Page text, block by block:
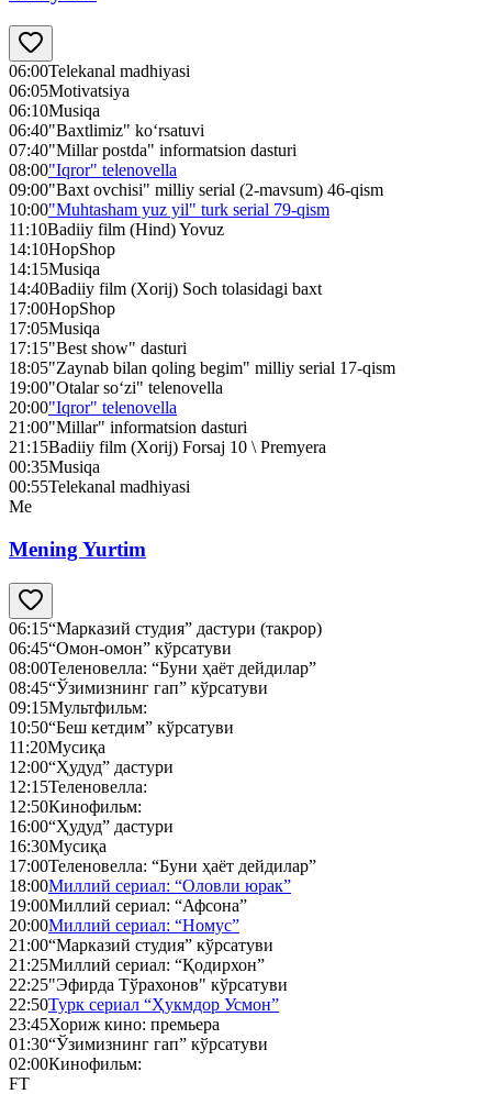
06:00Telekanal madhiyasi
06:05Motivatsiya
06:10Musiqa
06:40"Baxtlimiz" ko‘rsatuvi
07:40"Millar postda" informatsion dasturi
08:00"Iqror" telenovella
09:00"Baxt ovchisi" milliy serial (2-mavsum) 46-qism
10:00"Muhtasham yuz yil" turk serial 79-qism
11:10Badiiy film (Hind) Yovuz
14:10HopShop
14:15Musiqa
14:40Badiiy film (Xorij) Soch tolasidagi baxt
17:00HopShop
17:05Musiqa
17:15"Best show" dasturi
18:05"Zaynab bilan qoling begim" milliy serial 17-qism
19:00"Otalar so‘zi" telenovella
20:00"Iqror" telenovella
21:00"Millar" informatsion dasturi
21:15Badiiy film (Xorij) Forsaj 10 \ Premyera
00:35Musiqa
00:55Telekanal madhiyasi
Me
Mening Yurtim
06:15“Марказий студия” дастури (такрор)
06:45“Омон-омон” кўрсатуви
08:00Теленовелла: “Буни ҳаёт дейдилар”
08:45“Ўзимизнинг гап” кўрсатуви
09:15Мультфильм:
10:50“Беш кетдим” кўрсатуви
11:20Мусиқа
12:00“Ҳудуд” дастури
12:15Теленовелла:
12:50Кинофильм:
16:00“Ҳудуд” дастури
16:30Мусиқа
17:00Теленовелла: “Буни ҳаёт дейдилар”
18:00Миллий сериал: “Оловли юрак”
19:00Миллий сериал: “Афсона”
20:00Миллий сериал: “Номус”
21:00“Марказий студия” кўрсатуви
21:25Миллий сериал: “Қодирхон”
22:25"Эфирда Тўрахонов" кўрсатуви
22:50Турк сериал “Ҳукмдор Усмон”
23:45Хориж кино: премьера
01:30“Ўзимизнинг гап” кўрсатуви
02:00Кинофильм:
FT